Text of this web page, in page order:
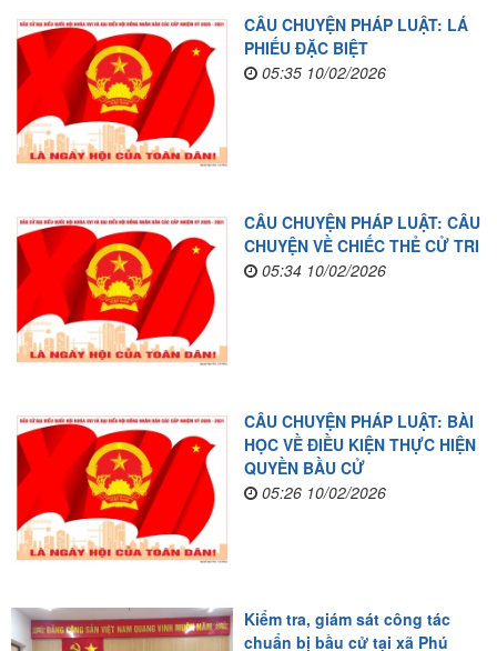
CÂU CHUYỆN PHÁP LUẬT: LÁ
PHIẾU ĐẶC BIỆT
05:35 10/02/2026
CÂU CHUYỆN PHÁP LUẬT: CÂU
CHUYỆN VỀ CHIẾC THẺ CỬ TRI
05:34 10/02/2026
CÂU CHUYỆN PHÁP LUẬT: BÀI
HỌC VỀ ĐIỀU KIỆN THỰC HIỆN
QUYỀN BẦU CỬ
05:26 10/02/2026
Kiểm tra, giám sát công tác
chuẩn bị bầu cử tại xã Phú